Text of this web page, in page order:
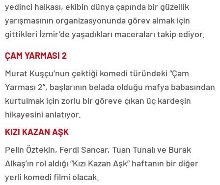
yedinci halkası, ekibin dünya çapında bir güzellik
yarışmasının organizasyonunda görev almak için
gittikleri İzmir’de yaşadıkları maceraları takip ediyor.
ÇAM YARMASI 2
Murat Kuşçu’nun çektiği komedi türündeki “Çam
Yarması 2”, başlarının belada olduğu mafya babasından
kurtulmak için zorlu bir göreve çıkan üç kardeşin
hikayesini anlatıyor.
KIZI KAZAN AŞK
Pelin Öztekin, Ferdi Sancar, Tuan Tunalı ve Burak
Alkaş’ın rol aldığı “Kızı Kazan Aşk” haftanın bir diğer
yerli komedi filmi olacak.